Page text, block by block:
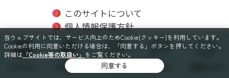
このサイトについて
個人情報保護方針
ソーシャルメディア利用規約
関連リンク
サイトマップ
スポット 特集 コース
当ウェブサイトでは、サービス向上のためCookie(クッキー)を利用しています。
Cookieの利用に同意いただける場合は、「同意する」ボタンを押してください。
詳細は 「Cookie等の取扱い」 をご覧ください。
同意する